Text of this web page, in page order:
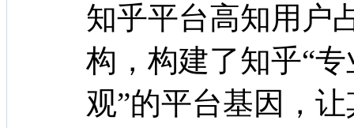
知乎平台高知用户
构，构建了知乎“
观”的平台基因，